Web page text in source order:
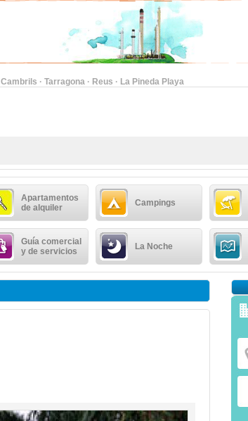
Cambrils · Tarragona · Reus · La Pineda Playa
Apartamentos
de alquiler
Campings
Guía comercial
y de servicios
La Noche